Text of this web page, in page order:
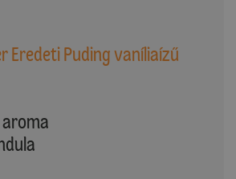
Eredeti Puding vaníliaízű